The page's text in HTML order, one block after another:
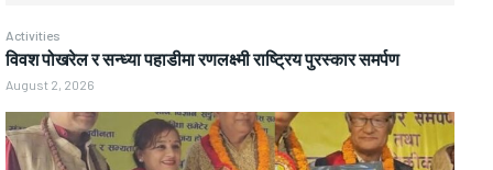
Activities
विवश पोखरेल र सन्ध्या पहाडीमा रणलक्ष्मी राष्ट्रिय पुरस्कार समर्पण
August 2, 2026